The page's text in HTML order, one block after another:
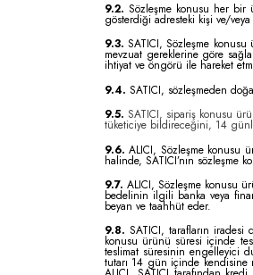
9.2. Sözleşme konusu her bir
gösterdiği adresteki kişi ve/
9.3. SATICI, Sözleşme
mevzuat gereklerine göre
ihtiyat ve öngörü ile hareket
9.4. SATICI, sözleşmeden
9.5. SATICI, sipariş konusu
tüketiciye bildireceğini, 14
9.6. ALICI, Sözleşme konusu
halinde, SATICI’nın
9.7. ALICI, Sözleşme konusu
bedelinin ilgili banka veya
beyan ve taahhüt eder.
9.8. SATICI, tarafların
konusu ürünü süresi içinde
teslimat süresinin engelleyici
tutarı 14 gün içinde kendisine